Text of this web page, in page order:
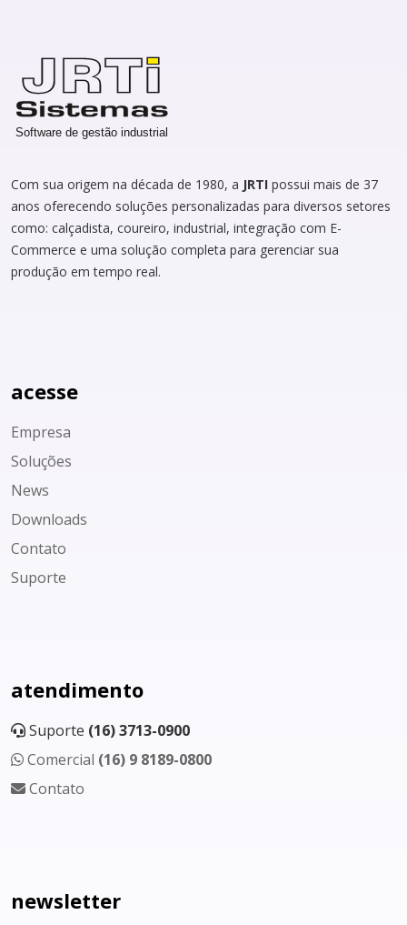
Com sua origem na década de 1980, a JRTI possui mais de 37
anos oferecendo soluções personalizadas para diversos setores
como: calçadista, coureiro, industrial, integração com E-
Commerce e uma solução completa para gerenciar sua
produção em tempo real.
acesse
Empresa
Soluções
News
Downloads
Contato
Suporte
atendimento
Suporte (16) 3713-0900
Comercial (16) 9 8189-0800
Contato
newsletter